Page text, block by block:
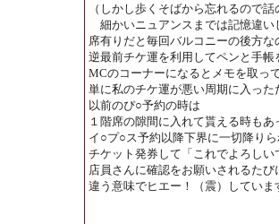
（しかし歩くそばから忘れるので話
細かいニュアンスまでは記憶違い
席有りだと毎回バルコニーの後方な
逆最前チケ運を利用してペンと手帳
MCのコーナーになるとメモを取っ
単に私のチケ運が悪い周期に入った
以前のぴ○予約の時は
１階席の隙間に入れて貰える時もあ
イ○プ○ス予約以降下界に一切降り
チケット発券して「これでよろしい
店員さんに確認をお願いされるたび
違う意味でヒエー！（震）してい